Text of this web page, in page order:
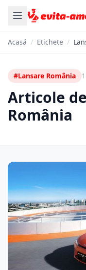
Acasă / Etichete /
#Lansare România
Articole
România